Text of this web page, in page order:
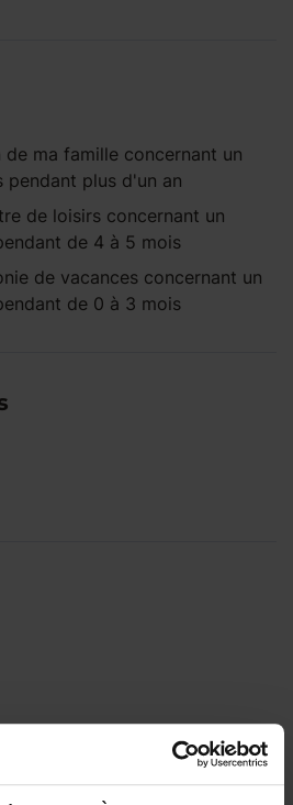
de ma famille concernant un
pendant plus d'un an
de loisirs concernant un
de 4 à 5 mois
de vacances concernant un
de 0 à 3 mois